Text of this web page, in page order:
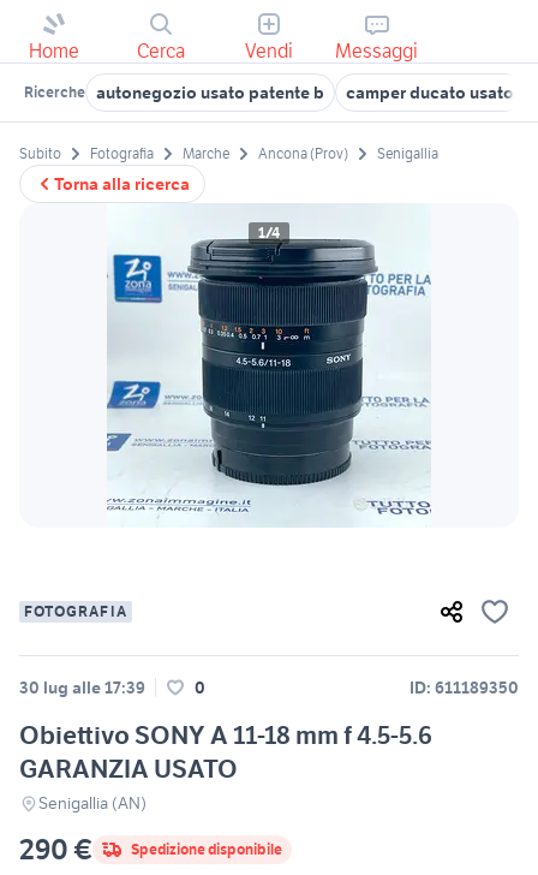
Home Cerca Vendi Messaggi
Ricerche autonegozio usato patente b camper ducato usato
Torna alla ricerca
Subito Fotografia Marche Ancona (Prov) Senigallia
1/4
FOTOGRAFIA
30 lug alle 17:39 0 ID: 611189350
Obiettivo SONY A 11-18 mm f 4.5-5.6
GARANZIA USATO
Senigallia (AN)
290 € Spedizione disponibile